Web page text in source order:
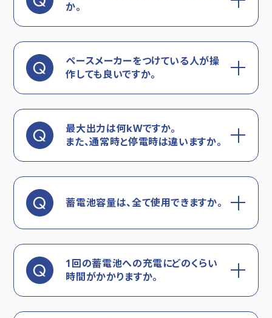
か。
ペースメーカーをつけている人が操
作しても良いですか。
最大出力は何kWですか。
また、通常時と停電時は違いますか。
蓄電池容量は、全て使用できますか。
1回の蓄電池への充電にどのくらい
時間がかかりますか。